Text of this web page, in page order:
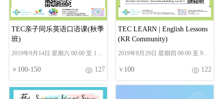
TEC亲子同乐英语口语课(秋季
班)
2019年9月14日 星期六 00:00 至 10
￥ 100-150 127
TEC LEARN | English Lessons
(KR Community)
2019年8月29日 星期四 00:00 至 9月
￥ 100 122